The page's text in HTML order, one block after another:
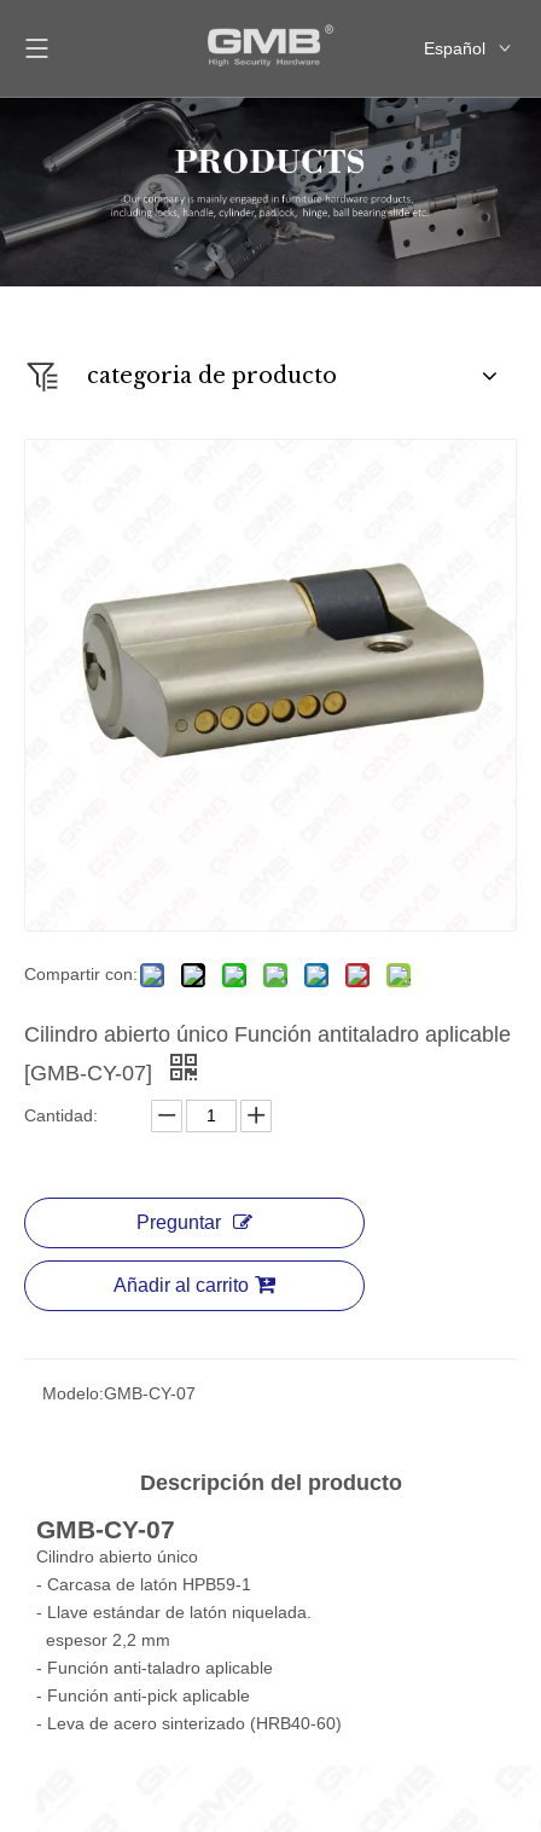
Español
العربية
Français
Pусский
categoria de producto
Compartir con:
Cilindro abierto único Función antitaladro aplicable
[GMB-CY-07]
Cantidad:
Preguntar
Añadir al carrito
Modelo:GMB-CY-07
Descripción del producto
GMB-CY-07
Cilindro abierto único
- Carcasa de latón HPB59-1
- Llave estándar de latón niquelada.
espesor 2,2 mm
- Función anti-taladro aplicable
- Función anti-pick aplicable
- Leva de acero sinterizado (HRB40-60)